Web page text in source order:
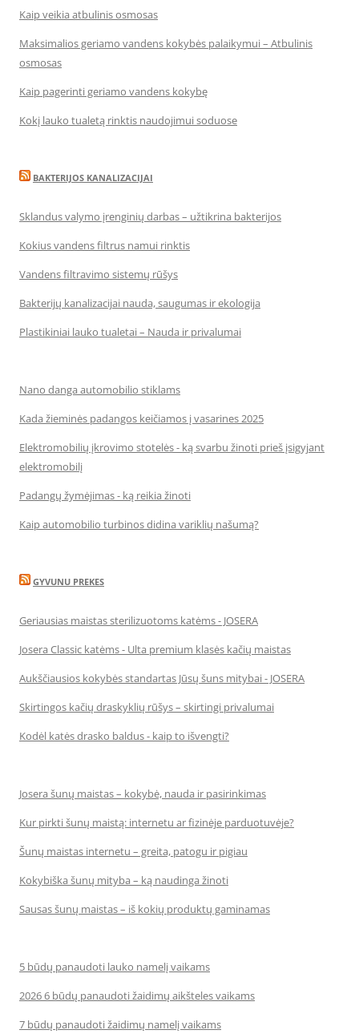
Kaip veikia atbulinis osmosas
Maksimalios geriamo vandens kokybės palaikymui – Atbulinis
osmosas
Kaip pagerinti geriamo vandens kokybę
Kokį lauko tualetą rinktis naudojimui soduose
BAKTERIJOS KANALIZACIJAI
Sklandus valymo įrenginių darbas – užtikrina bakterijos
Kokius vandens filtrus namui rinktis
Vandens filtravimo sistemų rūšys
Bakterijų kanalizacijai nauda, saugumas ir ekologija
Plastikiniai lauko tualetai – Nauda ir privalumai
Nano danga automobilio stiklams
Kada žieminės padangos keičiamos į vasarines 2025
Elektromobilių įkrovimo stotelės - ką svarbu žinoti prieš įsigyjant
elektromobilį
Padangų žymėjimas - ką reikia žinoti
Kaip automobilio turbinos didina variklių našumą?
GYVUNU PREKES
Geriausias maistas sterilizuotoms katėms - JOSERA
Josera Classic katėms - Ulta premium klasės kačių maistas
Aukščiausios kokybės standartas Jūsų šuns mitybai - JOSERA
Skirtingos kačių draskyklių rūšys – skirtingi privalumai
Kodėl katės drasko baldus - kaip to išvengti?
Josera šunų maistas – kokybė, nauda ir pasirinkimas
Kur pirkti šunų maistą: internetu ar fizinėje parduotuvėje?
Šunų maistas internetu – greita, patogu ir pigiau
Kokybiška šunų mityba – ką naudinga žinoti
Sausas šunų maistas – iš kokių produktų gaminamas
5 būdų panaudoti lauko namelį vaikams
2026 6 būdų panaudoti žaidimų aikšteles vaikams
7 būdų panaudoti žaidimų namelį vaikams